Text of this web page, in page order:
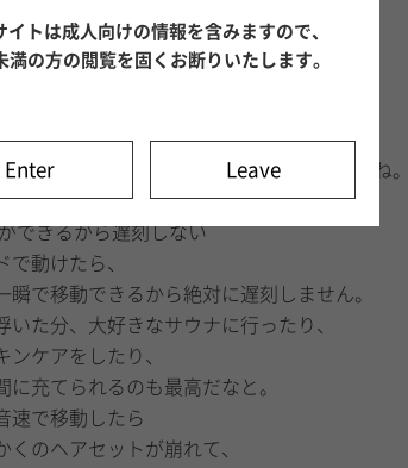
て電力会社に電気を買い取ってもらえたら、
活できるんじゃないかって思ったんです。
好きなつけ麺やお寿司を
けデリバリーして、
せるなぁって。
が小さすぎる」ってツッコまれましたけどね
できるから遅刻しない
で動けたら、
瞬で移動できるから絶対に遅刻しません。
いた分、大好きなサウナに行ったり、
ンケアをしたり、
に充てられるのも最高だなと。
速で移動したら
くのヘアセットが崩れて、
イトは成人向けの情報を含みますので、
満の方の閲覧を固くお断りいたします。
Enter Leave